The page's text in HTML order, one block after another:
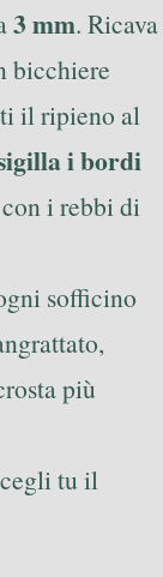
3 mm. Ricava
bicchiere
il ripieno al
i bordi
i rebbi di
sofficino
più
tu il